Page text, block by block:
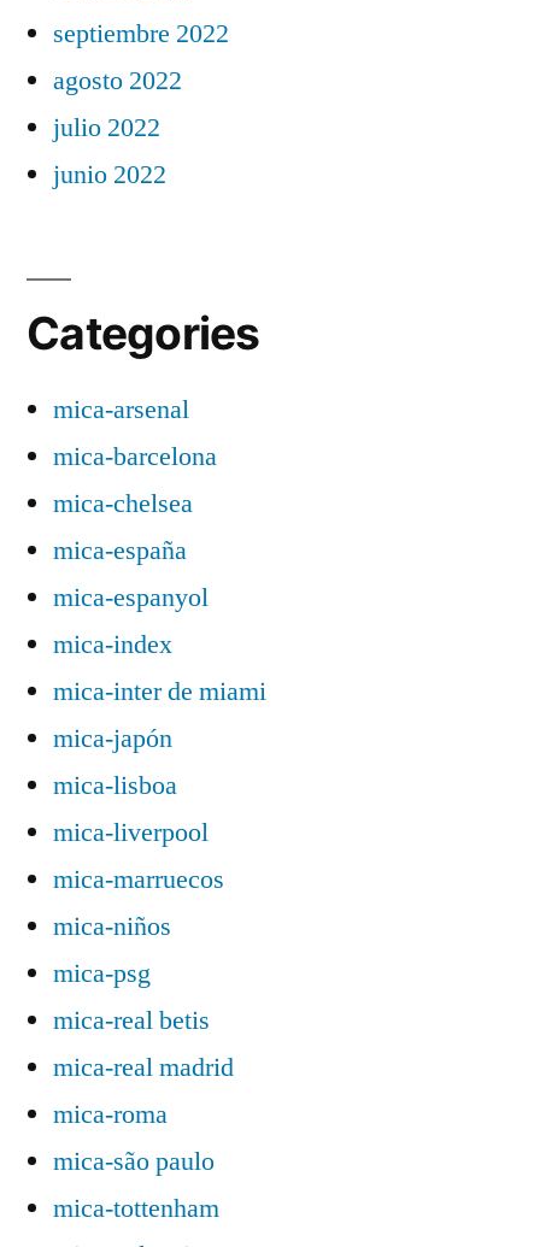
septiembre 2022
agosto 2022
julio 2022
junio 2022
Categories
mica-arsenal
mica-barcelona
mica-chelsea
mica-españa
mica-espanyol
mica-index
mica-inter de miami
mica-japón
mica-lisboa
mica-liverpool
mica-marruecos
mica-niños
mica-psg
mica-real betis
mica-real madrid
mica-roma
mica-são paulo
mica-tottenham